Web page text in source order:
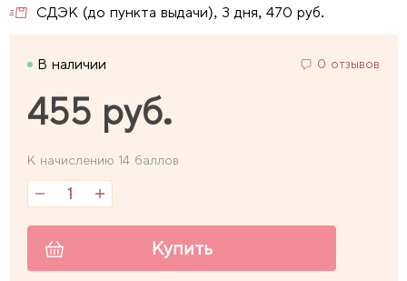
СДЭК (до пункта выдачи), 3 дня, 470 руб.
В наличии 0 отзывов
455 руб.
К начислению 14 баллов
Купить